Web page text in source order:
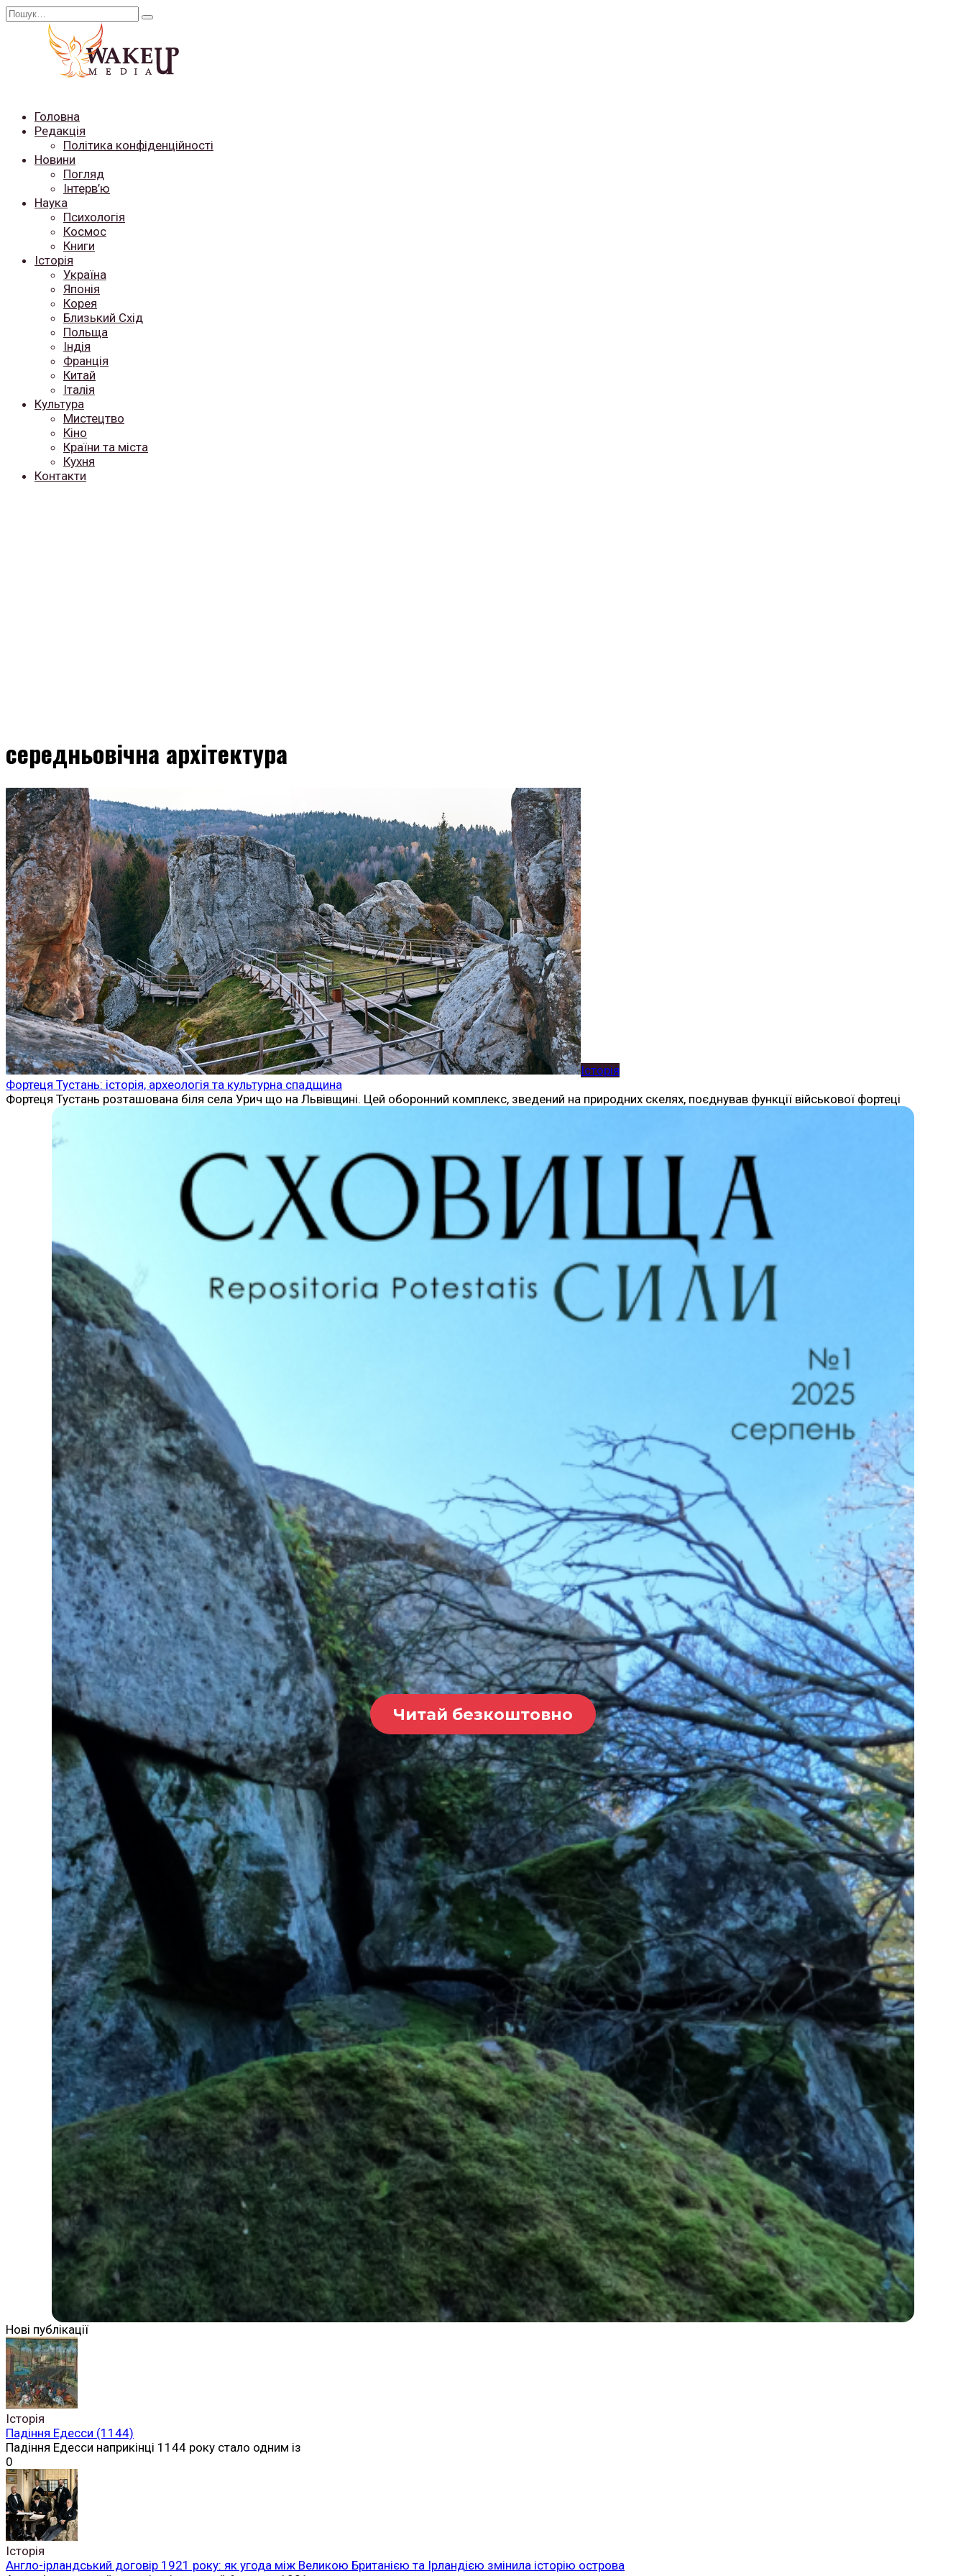
Перейти
Search
Головна
Редакція
Політика конфіденційності
Новини
Погляд
Інтерв’ю
Наука
Психологія
Космос
Книги
Історія
Україна
Японія
Корея
Близький Схід
Польща
Індія
Франція
Китай
Італія
Культура
Мистецтво
Кіно
Країни та міста
Кухня
Контакти
середньовічна архітектура
Історія
Фортеця Тустань: історія, археологія та культурна спадщина
Фортеця Тустань розташована біля села Урич що на Львівщині. Цей оборонний комплекс, зведений на природних скелях, поєднував функції військової фортеці
Читай безкоштовно
Нові публікації
Історія
Падіння Едесси (1144)
Падіння Едесси наприкінці 1144 року стало одним із
0
Історія
Англо-ірландський договір 1921 року: як угода між Великою Британією та Ірландією змінила історію острова